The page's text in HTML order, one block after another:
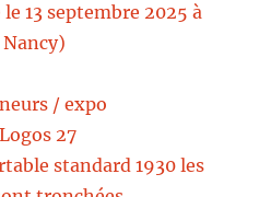
13 septembre 2025 à
/ expo
27
standard 1930 les